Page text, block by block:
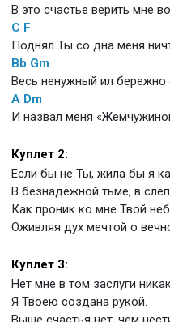
В это счастье верить мне
C F
Поднял Ты со дна меня
Bb Gm
Весь ненужный ил
A Dm
И назвал меня
Куплет 2:
Если бы не Ты, жила бы я
В безнадежной тьме, в
Как проник ко мне Твой
Оживляя дух мечтой о
Куплет 3:
Нет мне в том заслуги
Я Твоею создана рукой.